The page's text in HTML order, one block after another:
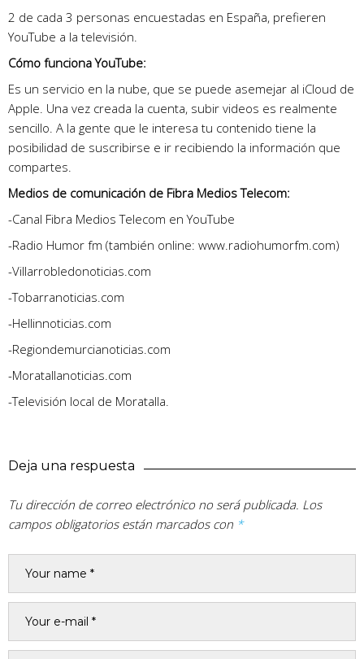
2 de cada 3 personas encuestadas en España, prefieren
YouTube a la televisión.
Cómo funciona YouTube:
Es un servicio en la nube, que se puede asemejar al iCloud de
Apple. Una vez creada la cuenta, subir videos es realmente
sencillo. A la gente que le interesa tu contenido tiene la
posibilidad de suscribirse e ir recibiendo la información que
compartes.
Medios de comunicación de Fibra Medios Telecom:
-Canal Fibra Medios Telecom en YouTube
-Radio Humor fm (también online: www.radiohumorfm.com)
-Villarrobledonoticias.com
-Tobarranoticias.com
-Hellinnoticias.com
-Regiondemurcianoticias.com
-Moratallanoticias.com
-Televisión local de Moratalla.
Deja una respuesta
Tu dirección de correo electrónico no será publicada. Los
campos obligatorios están marcados con *